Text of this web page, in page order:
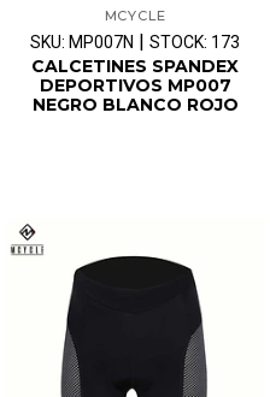
MCYCLE
SKU: MP007N | STOCK: 173
CALCETINES SPANDEX
DEPORTIVOS MP007
NEGRO BLANCO ROJO